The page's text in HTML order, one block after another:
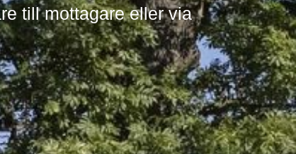
till mottagare eller via